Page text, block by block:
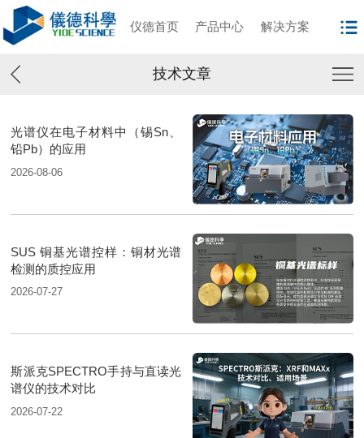
仪德首页 产品中心 解决方案
技术文章
光谱仪在电子材料中（锡Sn、
铅Pb）的应用
2026-08-06
SUS 铜基光谱控样：铜材光谱
检测的质控应用
2026-07-27
斯派克SPECTRO手持与直读光
谱仪的技术对比
2026-07-22